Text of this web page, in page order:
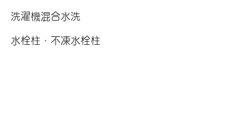
洗濯機混合水洗
水栓柱・不凍水栓柱